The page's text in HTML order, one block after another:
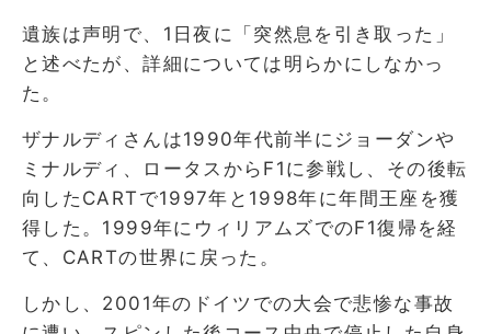
遺族は声明で、1日夜に「突然息を引き取った」
と述べたが、詳細については明らかにしなかっ
た。
ザナルディさんは1990年代前半にジョーダンや
ミナルディ、ロータスからF1に参戦し、その後転
向したCARTで1997年と1998年に年間王座を獲
得した。1999年にウィリアムズでのF1復帰を経
て、CARTの世界に戻った。
しかし、2001年のドイツでの大会で悲惨な事故